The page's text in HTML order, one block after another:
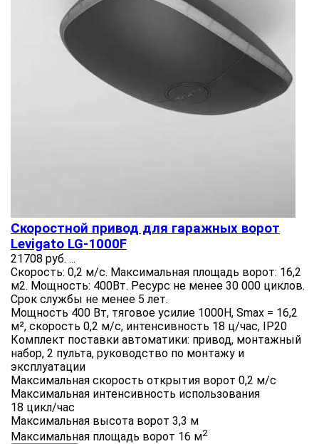
Скоростной привод для гаражных ворот
Levigato LG-1000F
21708 руб. ...
Скорость: 0,2 м/с. Максимальная площадь ворот: 16,2
м2. Мощность: 400Вт. Ресурс не менее 30 000 циклов.
Срок службы не менее 5 лет.
Мощность 400 Вт, тяговое усилие 1000Н, Smax = 16,2
м², скорость 0,2 м/с, интенсивность 18 ц/час, IP20
Комплект поставки автоматики: привод, монтажный
набор, 2 пульта, руководство по монтажу и
эксплуатации
Максимальная скорость открытия ворот 0,2 м/с
Максимальная интенсивность использования
18 цикл/час
Максимальная высота ворот 3,3 м
Максимальная площадь ворот 16 м2